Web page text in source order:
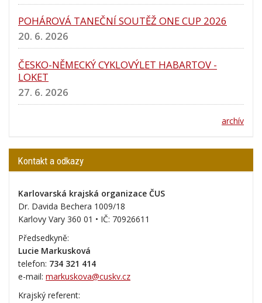
POHÁROVÁ TANEČNÍ SOUTĚŽ ONE CUP 2026
20. 6. 2026
ČESKO-NĚMECKÝ CYKLOVÝLET HABARTOV -
LOKET
27. 6. 2026
archív
Kontakt a odkazy
Karlovarská krajská organizace ČUS
Dr. Davida Bechera 1009/18
Karlovy Vary 360 01 • IČ: 70926611
Předsedkyně:
Lucie Markusková
telefon: 734 321 414
e-mail: markuskova@cuskv.cz
Krajský referent: